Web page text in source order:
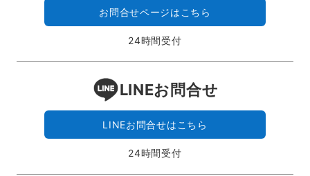
お問合せページはこちら
24時間受付
LINEお問合せ
LINEお問合せはこちら
24時間受付